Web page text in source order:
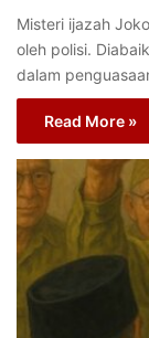
Misteri ijazah
oleh polisi.
dalam
Read More »